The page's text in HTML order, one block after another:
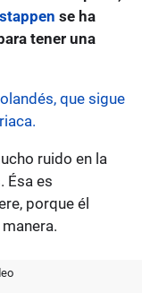
se ha
tener una
que sigue
ruido en la
Ésa es
porque él